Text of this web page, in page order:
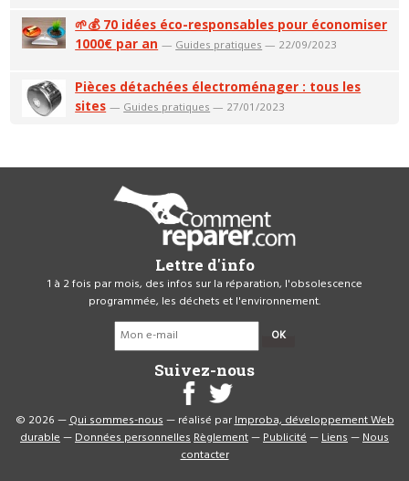
🌱💰 70 idées éco-responsables pour économiser
1000€ par an — Guides pratiques — 22/09/2023
Pièces détachées électroménager : tous les
sites — Guides pratiques — 27/01/2023
Lettre d'info
1 à 2 fois par mois, des infos sur la réparation, l'obsolescence
programmée, les déchets et l'environnement.
OK
Suivez-nous
© 2026 —Qui sommes-nous— réalisé parImproba, développement Web
durable—Données personnellesRèglement—Publicité—Liens—Nous
contacter